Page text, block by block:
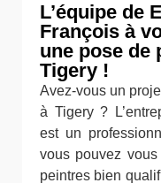
L’équipe de
François à
une pose de
Tigery !
Avez-vous un
à Tigery ?
est un
vous pouvez
peintres bien